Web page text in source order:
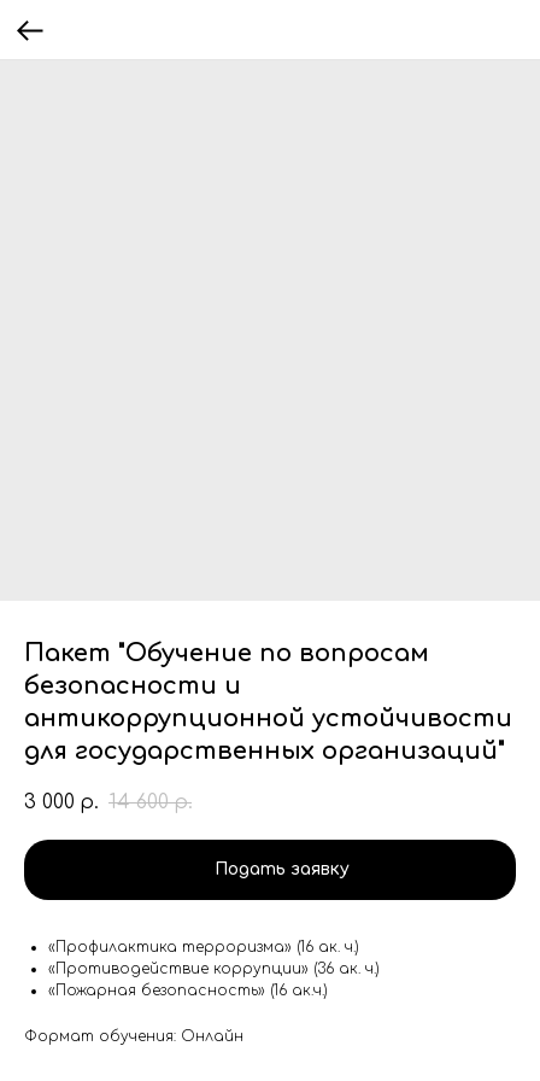
Пакет "Обучение по вопросам
безопасности и
антикоррупционной устойчивости
для государственных организаций"
3 000 р. 14 600 р.
Подать заявку
«Профилактика терроризма» (16 ак. ч.)
«Противодействие коррупции» (36 ак. ч.)
«Пожарная безопасность» (16 ак.ч.)
Формат обучения: Онлайн